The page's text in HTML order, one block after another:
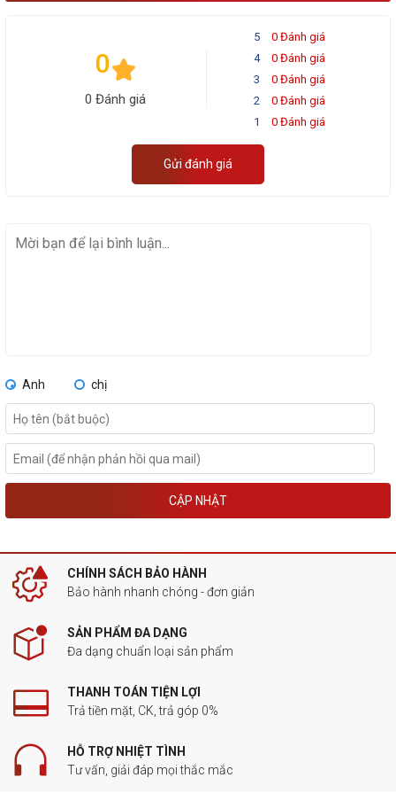
0
0 Đánh giá
5
0 Đánh giá
4
0 Đánh giá
3
0 Đánh giá
2
0 Đánh giá
1
0 Đánh giá
Gửi đánh giá
Anh chị
CẬP NHẬT
CHÍNH SÁCH BẢO HÀNH
Bảo hành nhanh chóng - đơn giản
SẢN PHẨM ĐA DẠNG
Đa dạng chuẩn loại sản phẩm
THANH TOÁN TIỆN LỢI
Trả tiền mặt, CK, trả góp 0%
HỖ TRỢ NHIỆT TÌNH
Tư vấn, giải đáp mọi thắc mắc